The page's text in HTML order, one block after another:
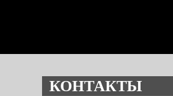
КОНТАКТЫ